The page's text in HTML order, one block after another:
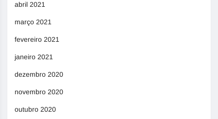
abril 2021
março 2021
fevereiro 2021
janeiro 2021
dezembro 2020
novembro 2020
outubro 2020